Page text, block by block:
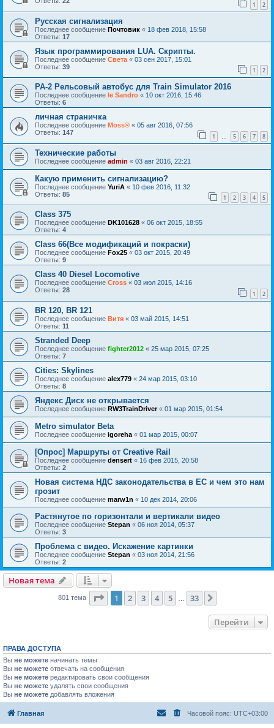
1 2
Русская сигнализация
Последнее сообщение Почтовик « 18 фев 2018, 15:58
Ответы: 17
Язык программирования LUA. Скрипты.
Последнее сообщение Света « 03 сен 2017, 15:01
Ответы: 39 1 2
PA-2 Рельсовый автобус для Train Simulator 2016
Последнее сообщение le Sandro « 10 окт 2016, 15:46
Ответы: 6
личная страничка
Последнее сообщение Moss® « 05 авг 2016, 07:56
Ответы: 147 1 … 5 6 7 8
Технические работы
Последнее сообщение admin « 03 авг 2016, 22:21
Какую применить сигнализацию?
Последнее сообщение YuriA « 10 фев 2016, 11:32
Ответы: 85 1 2 3 4 5
Class 375
Последнее сообщение DK101628 « 06 окт 2015, 18:55
Ответы: 4
Class 66(Все модификаций и покраски)
Последнее сообщение Fox25 « 03 окт 2015, 20:49
Ответы: 9
Class 40 Diesel Locomotive
Последнее сообщение Cross « 03 июл 2015, 14:16
Ответы: 28 1 2
BR 120, BR 121
Последнее сообщение Витя « 03 май 2015, 14:51
Ответы: 11
Stranded Deep
Последнее сообщение fighter2012 « 25 мар 2015, 07:25
Ответы: 7
Cities: Skylines
Последнее сообщение alex779 « 24 мар 2015, 03:10
Ответы: 8
Яндекс Диск не открывается
Последнее сообщение RW3TrainDriver« 01 мар 2015, 01:54
Metro simulator Beta
Последнее сообщение igoreha « 01 мар 2015, 00:07
[Опрос] Маршруты от Creative Rail
Последнее сообщение densert « 16 фев 2015, 20:58
Ответы: 2
Новая система НДС законодательства в ЕС и чем это нам
грозит
Последнее сообщение marw1n « 10 дек 2014, 20:06
Растянутое по горизонтали и вертикали видео
Последнее сообщение Stepan « 06 ноя 2014, 05:37
Ответы: 3
Проблема с видео. Искажение картинки
Последнее сообщение Stepan « 03 ноя 2014, 21:56
Ответы: 2
Новая тема
801 тема Страница из 33
1 2 3 4 5 33
Перейти
ПРАВА ДОСТУПА
Вы не можете начинать темы
Вы не можете отвечать на сообщения
Вы не можете редактировать свои сообщения
Вы не можете удалять свои сообщения
Вы не можете добавлять вложения
Главная Часовой пояс: UTC+03:00